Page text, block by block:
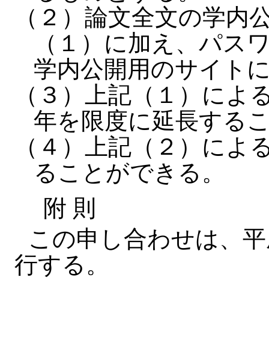
（２）論文全文の学内
（１）に加え、パス
学内公開用のサイト
（３）上記（１）によ
年を限度に延長する
（４）上記（２）によ
ることができる。
附 則
この申し合わせは、
行する。